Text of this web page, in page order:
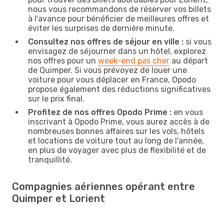
nous vous recommandons de réserver vos billets
à l'avance pour bénéficier de meilleures offres et
éviter les surprises de dernière minute.
Consultez nos offres de séjour en ville : si vous
envisagez de séjourner dans un hôtel, explorez
nos offres pour un week-end pas cher au départ
de Quimper. Si vous prévoyez de louer une
voiture pour vous déplacer en France, Opodo
propose également des réductions significatives
sur le prix final.
Profitez de nos offres Opodo Prime : en vous
inscrivant à Opodo Prime, vous aurez accès à de
nombreuses bonnes affaires sur les vols, hôtels
et locations de voiture tout au long de l'année,
en plus de voyager avec plus de flexibilité et de
tranquillité.
Compagnies aériennes opérant entre
Quimper et Lorient